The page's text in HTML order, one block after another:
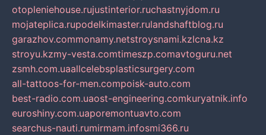
otopleniehouse.rujustinterior.ruchastnyjdom.ru
mojateplica.rupodelkimaster.rulandshaftblog.ru
garazhov.commonamy.netstroysnami.kzlcna.kz
stroyu.kzmy-vesta.comtimeszp.comavtoguru.net
zsmh.com.uaallcelebsplasticsurgery.com
all-tattoos-for-men.compoisk-auto.com
best-radio.com.uaost-engineering.comkuryatnik.info
euroshiny.com.uaporemontuavto.com
searchus-nauti.rumirmam.infosmi366.ru